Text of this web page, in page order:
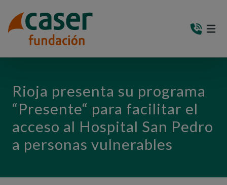
Rioja presenta su programa
“Presente“ para facilitar el
acceso al Hospital San Pedro
a personas vulnerables